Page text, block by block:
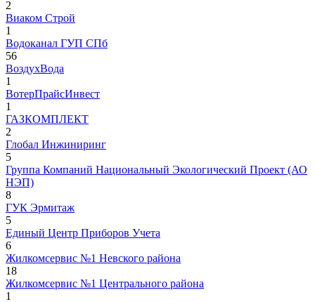
2
Виаком Строй
1
Водоканал ГУП СПб
56
ВоздухВода
1
ВотерПрайсИнвест
1
ГАЗКОМПЛЕКТ
2
Глобал Инжиниринг
5
Группа Компаний Национальный Экологический Проект (АО
НЭП)
8
ГУК Эрмитаж
5
Единый Центр Приборов Учета
6
Жилкомсервис №1 Невского района
18
Жилкомсервис №1 Центрального района
1